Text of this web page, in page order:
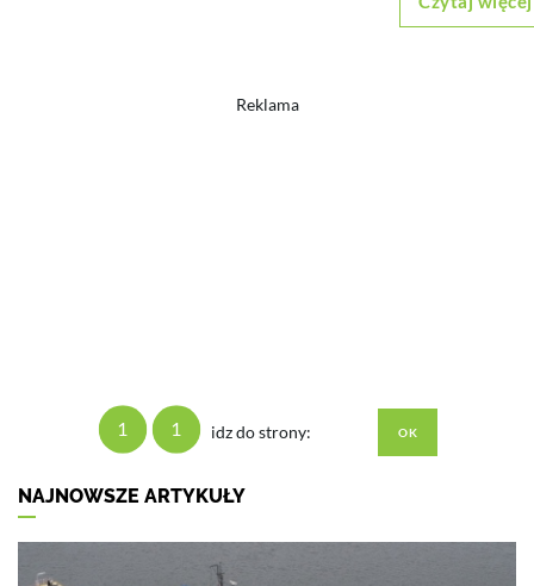
Reklama
1 1 idz do strony:
NAJNOWSZE ARTYKUŁY